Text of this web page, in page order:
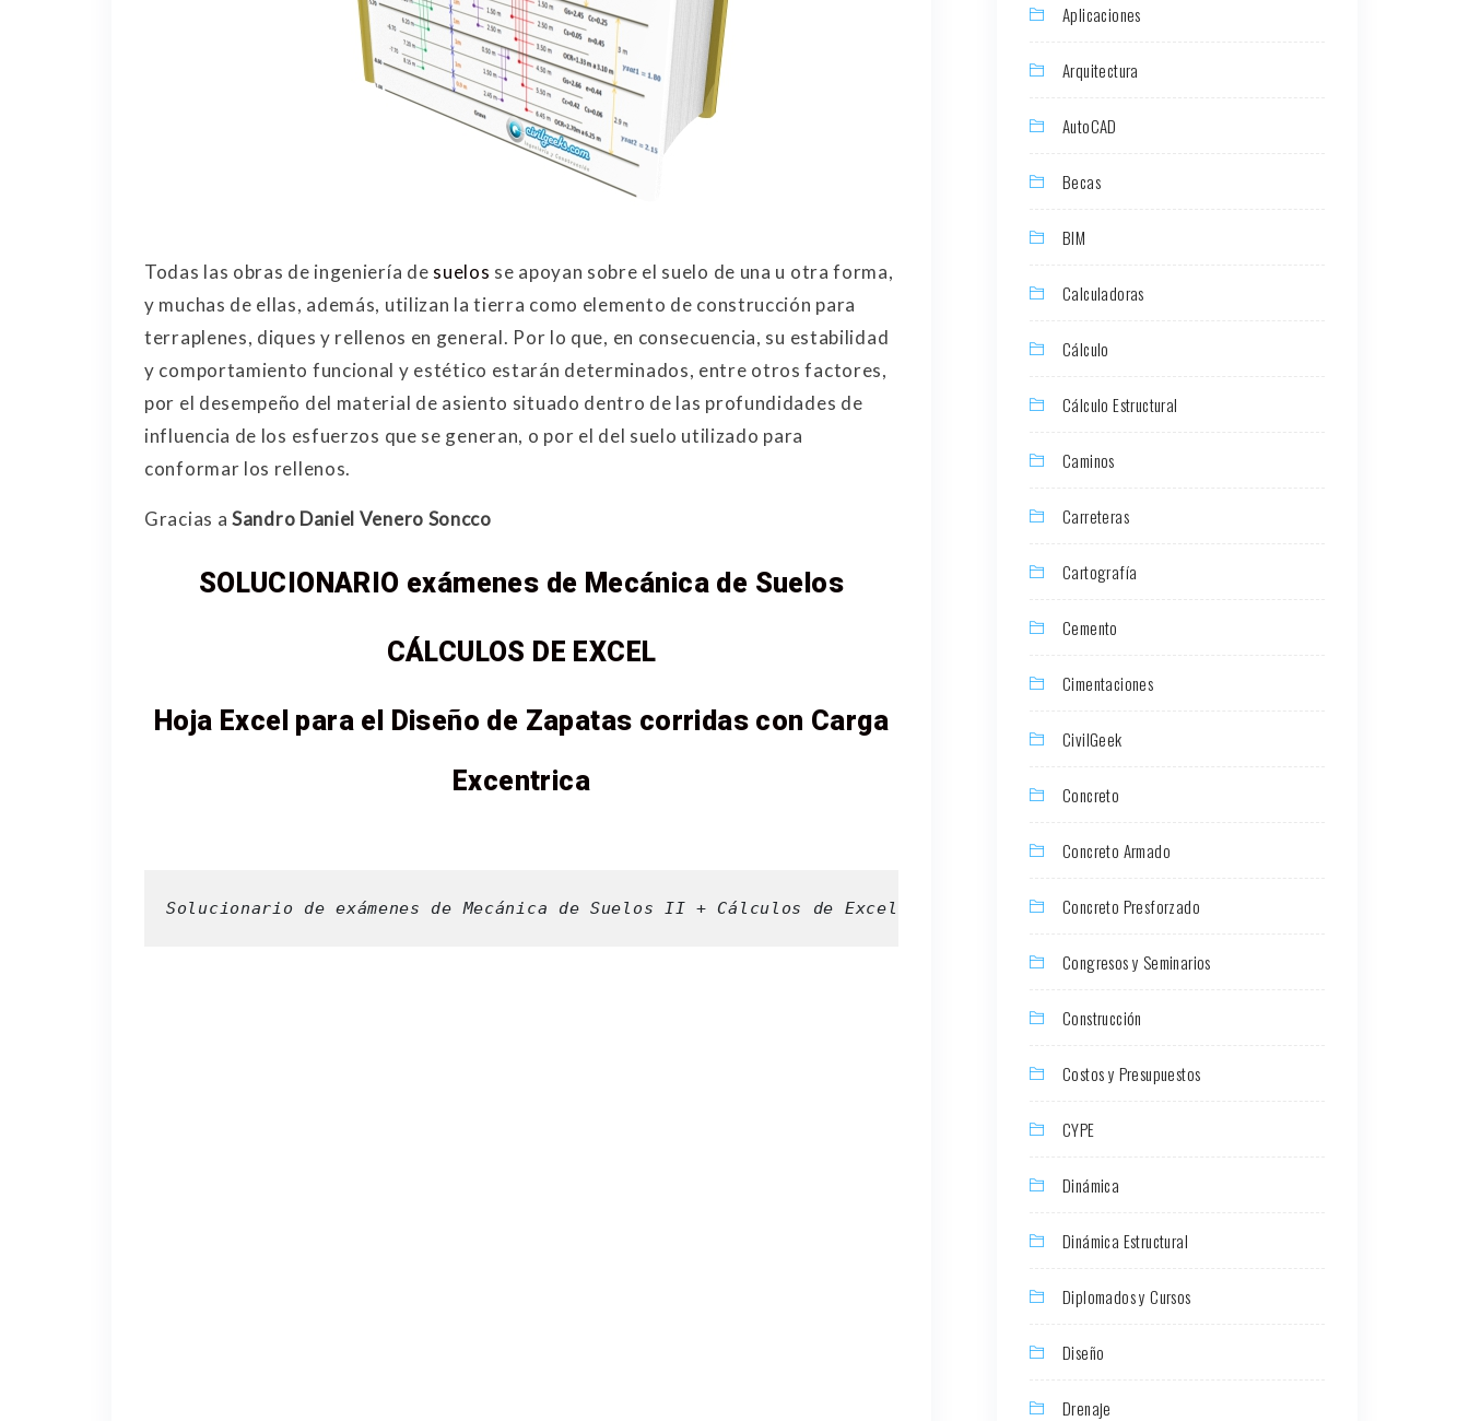
Todas las obras de ingeniería de suelos se apoyan sobre el suelo de una u otra forma,
y muchas de ellas, además, utilizan la tierra como elemento de construcción para
terraplenes, diques y rellenos en general. Por lo que, en consecuencia, su estabilidad
y comportamiento funcional y estético estarán determinados, entre otros factores,
por el desempeño del material de asiento situado dentro de las profundidades de
influencia de los esfuerzos que se generan, o por el del suelo utilizado para
conformar los rellenos.
Gracias a Sandro Daniel Venero Soncco
SOLUCIONARIO exámenes de Mecánica de Suelos
CÁLCULOS DE EXCEL
Hoja Excel para el Diseño de Zapatas corridas con Carga
Excentrica
Solucionario de exámenes de Mecánica de Suelos II + Cálculos de Excel
Aplicaciones
Arquitectura
AutoCAD
Becas
BIM
Calculadoras
Cálculo
Cálculo Estructural
Caminos
Carreteras
Cartografía
Cemento
Cimentaciones
CivilGeek
Concreto
Concreto Armado
Concreto Presforzado
Congresos y Seminarios
Construcción
Costos y Presupuestos
CYPE
Dinámica
Dinámica Estructural
Diplomados y Cursos
Diseño
Drenaje